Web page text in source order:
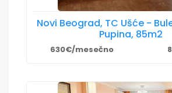
Novi Beograd, TC Ušće -
Pupina, 85m2
630€/mesečno